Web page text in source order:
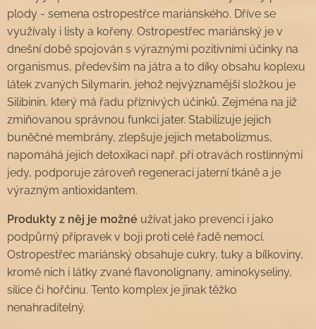
plody - semena ostropestřce mariánského. Dříve se
využívaly i listy a kořeny. Ostropestřec mariánský je v
dnešní době spojován s výraznými pozitivními účinky na
organismus, především na játra a to díky obsahu koplexu
látek zvaných Silymarin, jehož nejvýznamější složkou je
Silibinin, který má řadu příznivých účinků. Zejména na již
zmiňovanou správnou funkci jater. Stabilizuje jejich
buněčné membrány, zlepšuje jejich metabolizmus,
napomáhá jejich detoxikaci např. při otravách rostlinnými
jedy, podporuje zároveň regeneraci jaterní tkáně a je
výrazným antioxidantem.
Produkty z něj je možné užívat jako prevenci i jako
podpůrný přípravek v boji proti celé řadě nemocí.
Ostropestřec mariánský obsahuje cukry, tuky a bílkoviny,
kromě nich i látky zvané flavonolignany, aminokyseliny,
silice či hořčinu. Tento komplex je jinak těžko
nenahraditelný.